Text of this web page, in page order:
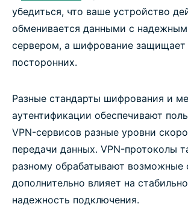
убедиться, что ваше устройство
обменивается данными с
сервером, а шифрование защищает
посторонних.
Разные стандарты шифрования и
аутентификации обеспечивают
VPN-сервисов разные уровни
передачи данных. VPN-протоколы
разному обрабатывают возможные
дополнительно влияет на
надежность подключения.